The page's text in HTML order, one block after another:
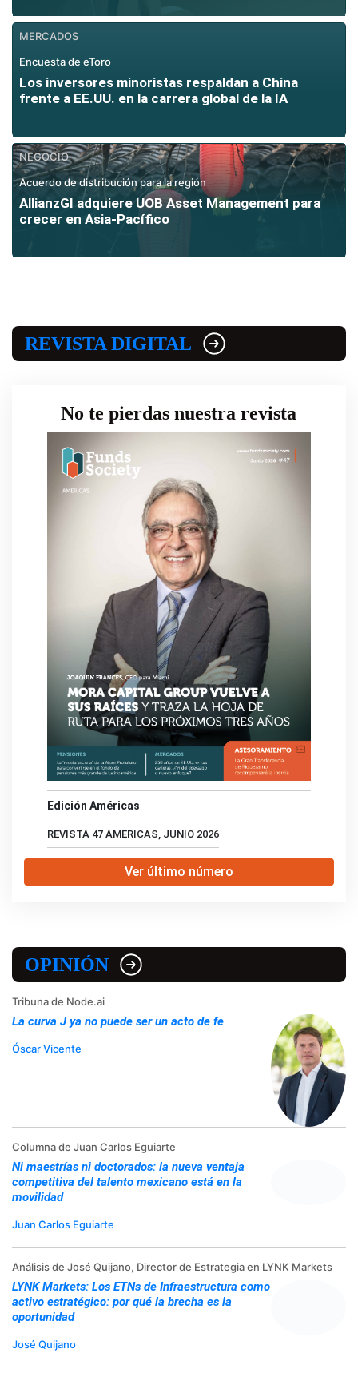
MERCADOS
Encuesta de eToro
Los inversores minoristas respaldan a China
frente a EE.UU. en la carrera global de la IA
NEGOCIO
Acuerdo de distribución para la región
AllianzGI adquiere UOB Asset Management para
crecer en Asia-Pacífico
REVISTA DIGITAL
No te pierdas nuestra revista
Edición Américas
REVISTA 47 AMERICAS, JUNIO 2026
Ver último número
OPINIÓN
Tribuna de Node.ai
La curva J ya no puede ser un acto de fe
Óscar Vicente
Columna de Juan Carlos Eguiarte
Ni maestrías ni doctorados: la nueva ventaja
competitiva del talento mexicano está en la
movilidad
Juan Carlos Eguiarte
Análisis de José Quijano, Director de Estrategia en LYNK Markets
LYNK Markets: Los ETNs de Infraestructura como
activo estratégico: por qué la brecha es la
oportunidad
José Quijano